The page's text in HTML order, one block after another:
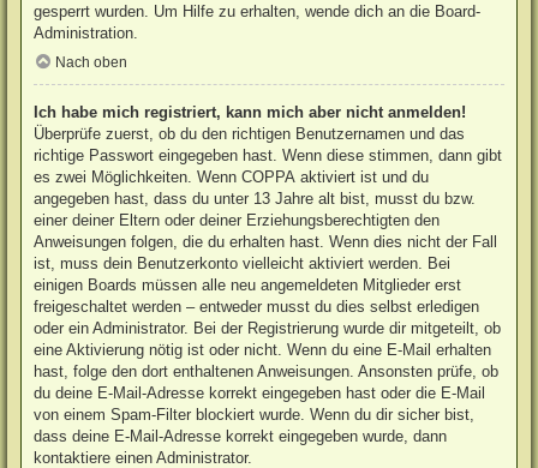
gesperrt wurden. Um Hilfe zu erhalten, wende dich an die Board-
Administration.
Nach oben
Ich habe mich registriert, kann mich aber nicht anmelden!
Überprüfe zuerst, ob du den richtigen Benutzernamen und das
richtige Passwort eingegeben hast. Wenn diese stimmen, dann gibt
es zwei Möglichkeiten. WennCOPPA aktiviert ist und du
angegeben hast, dass du unter 13 Jahre alt bist, musst du bzw.
einer deiner Eltern oder deiner Erziehungsberechtigten den
Anweisungen folgen, die du erhalten hast. Wenn dies nicht der Fall
ist, muss dein Benutzerkonto vielleicht aktiviert werden. Bei
einigen Boards müssen alle neu angemeldeten Mitglieder erst
freigeschaltet werden – entweder musst du dies selbst erledigen
oder ein Administrator. Bei der Registrierung wurde dir mitgeteilt, ob
eine Aktivierung nötig ist oder nicht. Wenn du eine E-Mail erhalten
hast, folge den dort enthaltenen Anweisungen. Ansonsten prüfe, ob
du deine E-Mail-Adresse korrekt eingegeben hast oder die E-Mail
von einem Spam-Filter blockiert wurde. Wenn du dir sicher bist,
dass deine E-Mail-Adresse korrekt eingegeben wurde, dann
kontaktiere einen Administrator.